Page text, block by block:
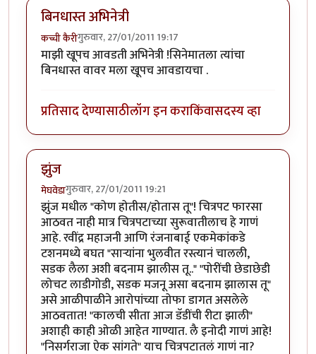
बिनधास्त अभिनेत्री
कच्ची कैरीगुरुवार, 27/01/2011 19:17
माझी खूपच आवडती अभिनेत्री !सिनेमातला त्यांचा
बिनधास्त वावर मला खूपच आवडायचा .
प्रतिसाद देण्यासाठीलॉग इन कराकिंवासदस्य व्हा
झुंज
मेघवेडागुरुवार, 27/01/2011 19:21
झुंज मधील "कोण होतीस/होतास तू"! चित्रपट फारसा
आठवत नाही मात्र चित्रपटाच्या सुरूवातीलाच हे गाणं
आहे. रवींद्र महाजनी आणि रंजनाबाई एकमेकांकडे
टशनमध्ये बघत "सार्‍यांना भुलवीत रस्त्यानं चालली,
सडक लैला अशी बदनाम झालीस तू.." "पोरींची छेडाछेडी
लोचट लाडीगोडी, सडक मजनू असा बदनाम झालास तू"
असे आळीपाळीने आरोपांच्या तोफा डागत असलेले
आठवतात! "कालची सीता आज डॅडींची रीटा झाली"
अशाही काही ओळी आहेत गाण्यात. लै इनोदी गाणं आहे!
"निसर्गराजा ऐक सांगते" याच चित्रपटातलं गाणं ना?